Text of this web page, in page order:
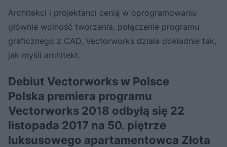
Architekci i projektanci cenią w oprogramowaniu
głównie wolność tworzenia, połączenie programu
graficznego z CAD. Vectorworks działa dokładnie tak,
jak myśli architekt.
Debiut Vectorworks w Polsce
Polska premiera programu
Vectorworks 2018 odbyłą się 22
listopada 2017 na 50. piętrze
luksusowego apartamentowca Złota